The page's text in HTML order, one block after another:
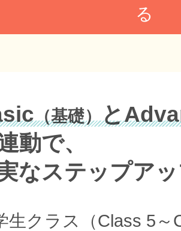
る
（基礎）と
動で、
なステップア
生クラス（Class 5～